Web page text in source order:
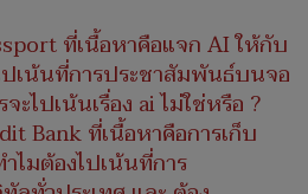
ที่เนื้อหาคือแจก AI ให้กับ
เน้นที่การประชาสัมพันธ์บนจอ
ไปเน้นเรื่อง ai ไม่ใช่หรือ ?
Bank ที่เนื้อหาคือการเก็บ
ไมต้องไปเน้นที่การ